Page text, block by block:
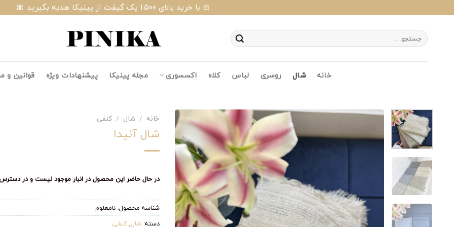
to
content
🎀 با خرید بالای 1.500 یک گیفت از پینیکا هدیه بگیرید 🎀
جستجو
برای:
خانه شال روسری لباس کلاه اکسسوری مجله پینیکا پیشنهادات ویژه قوانین و
خانه / شال / کنفی
شال آنیدا
در حال حاضر این محصول در انبار موجود نیست و در
شناسه محصول:نامعلوم
دسته:شال,کنفی